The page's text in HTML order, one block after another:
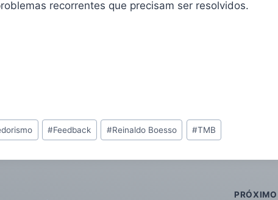
recorrentes que precisam ser resolvidos.
#Feedback #Reinaldo Boesso #TMB
PRÓXIMO